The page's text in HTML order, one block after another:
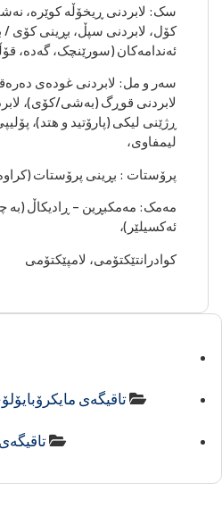
سک: لابردنی ڕیخۆڵە کوێرە،
کۆل، لابردنی سپڵ، بڕینی کۆی
ئەندامەکان (سورێنچک، گەدە،
سەر و مل: لابردنی غودەی
لابردنی قوڕگ (بەشی/کۆی)،
ڕژێنی لیکی (پارۆتید و هتد)،
لیمفاوی،
پرۆستات : بڕینی پرۆستات
مەمک: مەمکبڕین – ڕادیکاڵ
ئەکسیلێر)،
کوادرانتێکتۆمی، لامپێکتۆمی
تاقیگەی